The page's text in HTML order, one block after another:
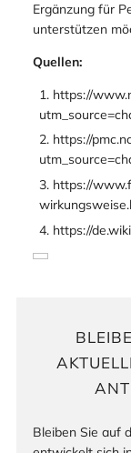
Ergänzung für
unterstützen
Quellen:
https://
https://
https://
https://
Bleiben Sie auf